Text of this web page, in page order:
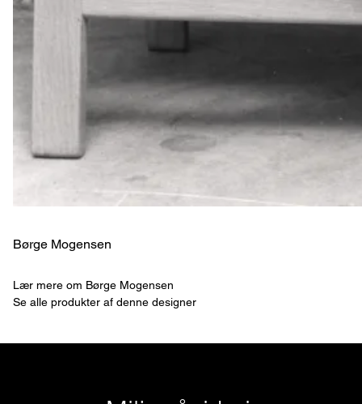
Børge Mogensen
Lær mere om Børge Mogensen
Se alle produkter af denne designer